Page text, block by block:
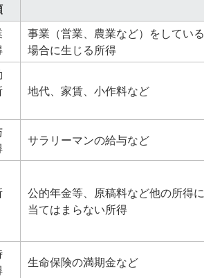
事業（営業、農業など）をしている
場合に生じる所得
地代、家賃、小作料など
サラリーマンの給与など
公的年金等、原稿料など他の所得に
当てはまらない所得
生命保険の満期金など